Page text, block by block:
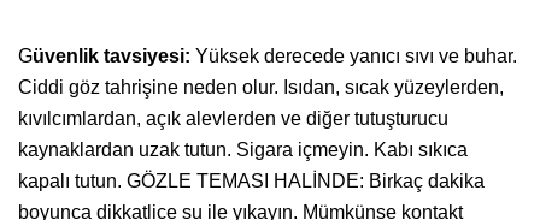
Güvenlik tavsiyesi: Yüksek derecede yanıcı sıvı ve buhar.
Ciddi göz tahrişine neden olur. Isıdan, sıcak yüzeylerden,
kıvılcımlardan, açık alevlerden ve diğer tutuşturucu
kaynaklardan uzak tutun. Sigara içmeyin. Kabı sıkıca
kapalı tutun. GÖZLE TEMASI HALİNDE: Birkaç dakika
boyunca dikkatlice su ile yıkayın. Mümkünse kontakt